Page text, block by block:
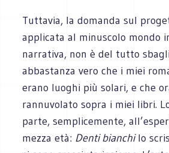
Tuttavia, la domanda sul
applicata al minuscolo mondo
narrativa, non è del tutto
abbastanza vero che i miei
erano luoghi più solari, e che
rannuvolato sopra i miei libri.
parte, semplicemente,
mezza età: Denti bianchilo